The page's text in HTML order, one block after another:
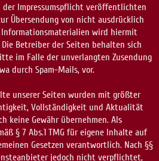
der Impressumspflicht veröffentlichten
Übersendung von nicht ausdrücklich
wird hiermit
Betreiber der Seiten behalten sich
im Falle der unverlangten Zusendung
durch Spam-Mails, vor.
unserer Seiten wurden mit größter
Vollständigkeit und Aktualität
keine Gewähr übernehmen. Als
§ 7 Abs.1 TMG für eigene Inhalte auf
Gesetzen verantwortlich. Nach §§
jedoch nicht verpflichtet,